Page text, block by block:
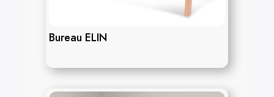
Bureau ELIN